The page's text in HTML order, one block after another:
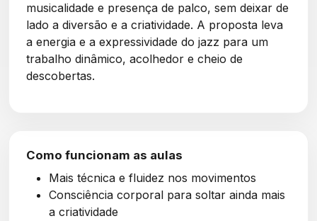
musicalidade e presença de palco, sem deixar de
lado a diversão e a criatividade. A proposta leva
a energia e a expressividade do jazz para um
trabalho dinâmico, acolhedor e cheio de
descobertas.
Como funcionam as aulas
Mais técnica e fluidez nos movimentos
Consciência corporal para soltar ainda mais
a criatividade